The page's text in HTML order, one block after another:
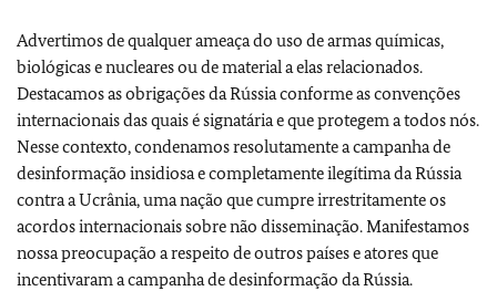
Advertimos de qualquer ameaça do uso de armas químicas,
biológicas e nucleares ou de material a elas relacionados.
Destacamos as obrigações da Rússia conforme as convenções
internacionais das quais é signatária e que protegem a todos nós.
Nesse contexto, condenamos resolutamente a campanha de
desinformação insidiosa e completamente ilegítima da Rússia
contra a Ucrânia, uma nação que cumpre irrestritamente os
acordos internacionais sobre não disseminação. Manifestamos
nossa preocupação a respeito de outros países e atores que
incentivaram a campanha de desinformação da Rússia.